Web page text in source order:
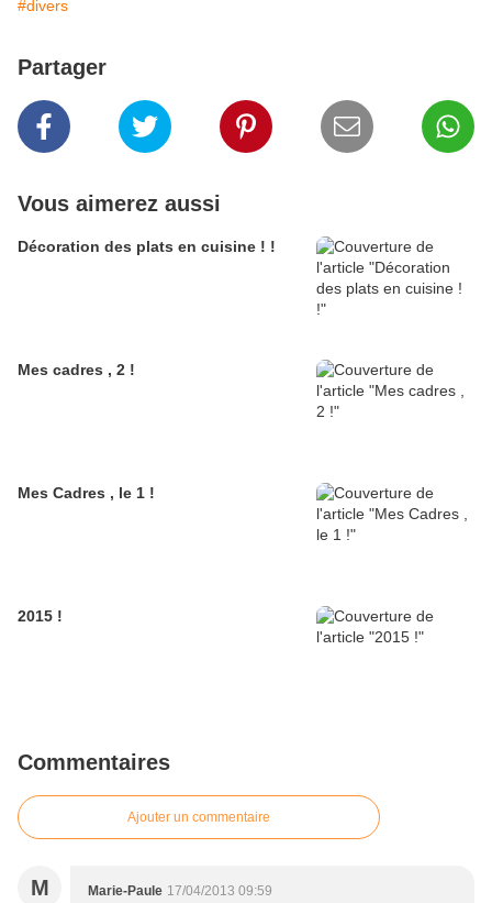
#divers
Partager
Vous aimerez aussi
Décoration des plats en cuisine ! !
Mes cadres , 2 !
Mes Cadres , le 1 !
2015 !
Commentaires
Ajouter un commentaire
M Marie-Paule 17/04/2013 09:59